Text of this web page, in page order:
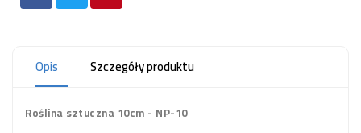
Opis Szczegóły produktu
Roślina sztuczna 10cm - NP-10